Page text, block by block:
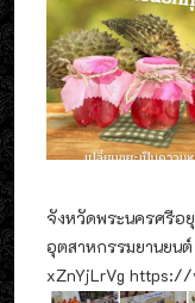
จังหวัดพระนครศรีอ
อุตสาหกรรมยานยน
xZnYjLrVg https://